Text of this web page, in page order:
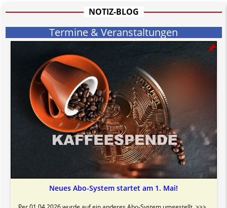
Bitte beachten Sie in dem Zusammenhang auch unsereAGB.
NOTIZ-BLOG
Termine & Veranstaltungen
Neues Abo-System startet am 1. Mai!